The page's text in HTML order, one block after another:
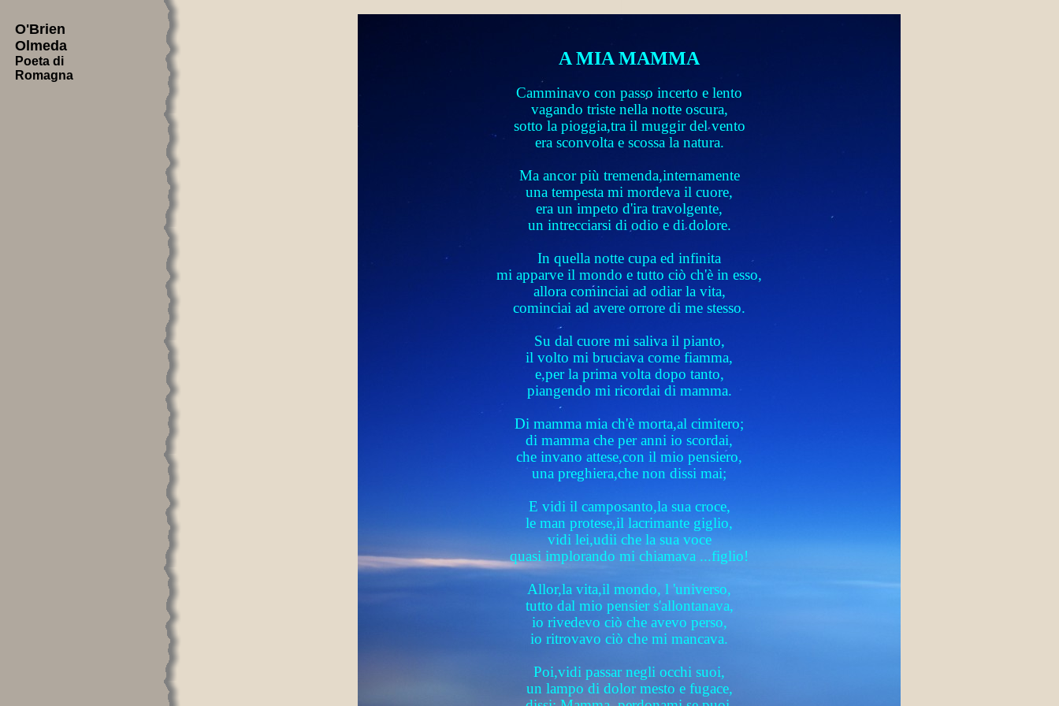
A MIA MAMMA
Camminavo con passo incerto e lento
vagando triste nella notte oscura,
sotto la pioggia,tra il muggir del vento
era sconvolta e scossa la natura.
Ma ancor più tremenda,internamente
una tempesta mi mordeva il cuore,
era un impeto d'ira travolgente,
un intrecciarsi di odio e di dolore.
In quella notte cupa ed infinita
mi apparve il mondo e tutto ciò ch'è in esso,
allora cominciai ad odiar la vita,
cominciai ad avere orrore di me stesso.
Su dal cuore mi saliva il pianto,
il volto mi bruciava come fiamma,
e,per la prima volta dopo tanto,
piangendo mi ricordai di mamma.
Di mamma mia ch'è morta,al cimitero;
di mamma che per anni io scordai,
che invano attese,con il mio pensiero,
una preghiera,che non dissi mai;
E vidi il camposanto,la sua croce,
le man protese,il lacrimante giglio,
vidi lei,udii che la sua voce
quasi implorando mi chiamava ...figlio!
Allor,la vita,il mondo, l 'universo,
tutto dal mio pensier s'allontanava,
io rivedevo ciò che avevo perso,
io ritrovavo ciò che mi mancava.
Poi,vidi passar negli occhi suoi,
un lampo di dolor mesto e fugace,